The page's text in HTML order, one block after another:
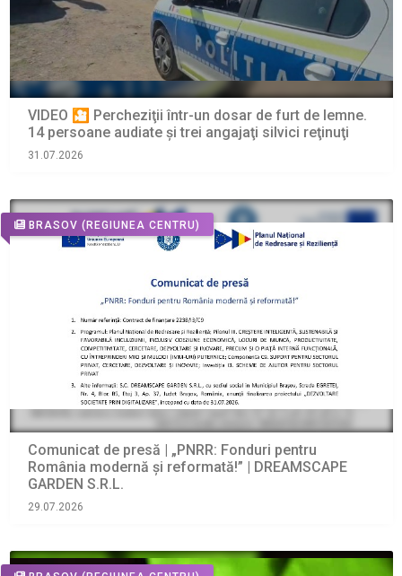
VIDEO 🎦 Percheziţii într-un dosar de furt de lemne.
14 persoane audiate și trei angajaţi silvici reţinuţi
31.07.2026
BRASOV (REGIUNEA CENTRU)
Comunicat de presă | „PNRR: Fonduri pentru
România modernă și reformată!” | DREAMSCAPE
GARDEN S.R.L.
29.07.2026